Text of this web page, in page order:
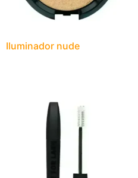
Iluminador nude